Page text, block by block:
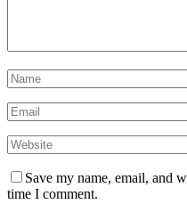
Save my name, email, and
time I comment.